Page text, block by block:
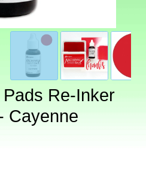
Re-Inker
Cayenne